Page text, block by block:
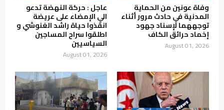
وفاة عونين من الحماية
المدنية في حادث مرور أثناء
توجههما لإسناد جهود
إخماد حرائق الكاف
August 01, 2026
عاجل : حركة النهضة تدعو
الي الإمضاء على عريضة
انقذوا حياة راشد الغنوشي و
اطلقوا سراح المساجين
السياسيين
August 01, 2026